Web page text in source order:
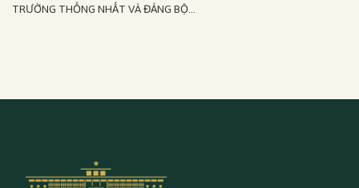
TRƯỜNG THỐNG NHẤT VÀ ĐẢNG BỘ...